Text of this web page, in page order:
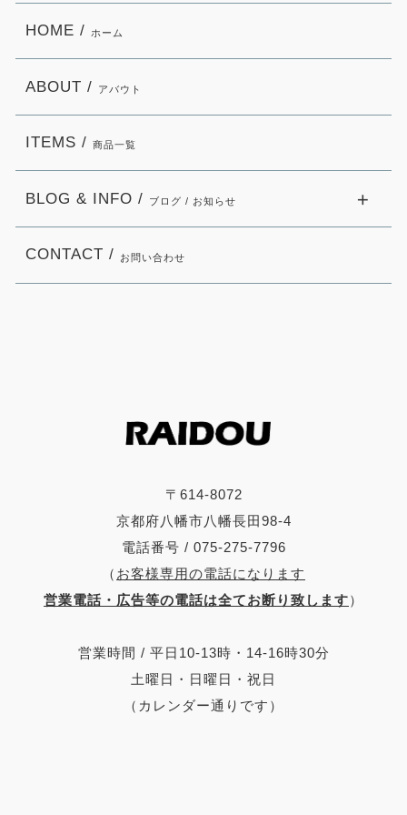
〒614-8072
京都府八幡市八幡長田98-4
電話番号 / 075-275-7796
（ お客様専用の電話になります
営業電話・広告等の電話は全てお断り致します）
営業時間 / 平日10-13時・14-16時30分
土曜日・日曜日・祝日
（カレンダー通りです）
HOME / ホーム
ABOUT / アバウト
ITEMS / 商品一覧
BLOG & INFO / ブログ / お知らせ
CONTACT / お問い合わせ